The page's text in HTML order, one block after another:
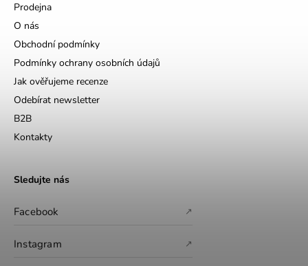
Prodejna
O nás
Obchodní podmínky
Podmínky ochrany osobních údajů
Jak ověřujeme recenze
Odebírat newsletter
B2B
Kontakty
Sledujte nás
Facebook ↗
Instagram ↗